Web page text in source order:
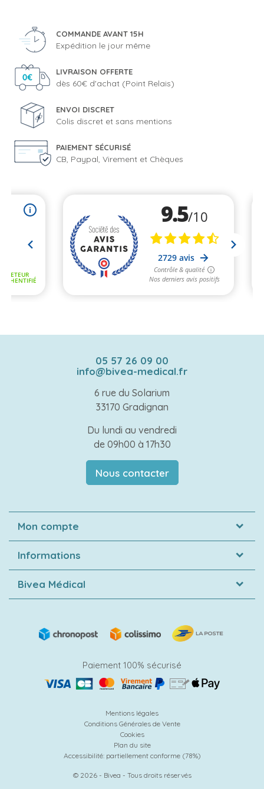
COMMANDE AVANT 15H
Expédition le jour même
LIVRAISON OFFERTE
dès 60€ d'achat (Point Relais)
ENVOI DISCRET
Colis discret et sans mentions
PAIEMENT SÉCURISÉ
CB, Paypal, Virement et Chèques
05 57 26 09 00
info@bivea-medical.fr
6 rue du Solarium
33170 Gradignan
Du lundi au vendredi
de 09h00 à 17h30
Nous contacter
Mon compte
Informations
Bivea Médical
Paiement 100% sécurisé
Mentions légales
Conditions Générales de Vente
Cookies
Plan du site
Accessibilité: partiellement conforme (78%)
© 2026 - Bivea - Tous droits réservés